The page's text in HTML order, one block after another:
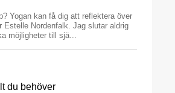
Yogan kan få dig att reflektera över
Estelle Nordenfalk. Jag slutar aldrig
möjligheter till sjä...
du behöver